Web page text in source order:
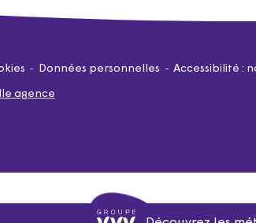
Données personnelles Accessibilité :
agence